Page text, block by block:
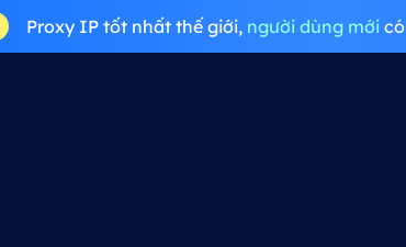
Proxy IP tốt nhất thế giới, người dùng mớicó